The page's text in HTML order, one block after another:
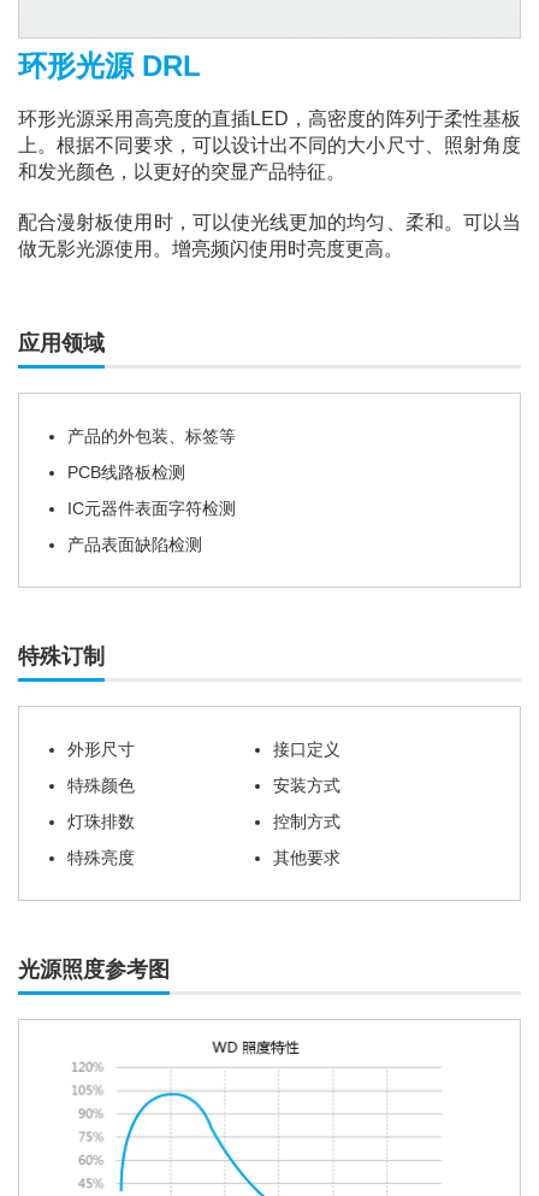
环形光源 DRL
环形光源采用高亮度的直插LED，高密度的阵列于柔性基板
上。根据不同要求，可以设计出不同的大小尺寸、照射角度
和发光颜色，以更好的突显产品特征。
配合漫射板使用时，可以使光线更加的均匀、柔和。可以当
做无影光源使用。增亮频闪使用时亮度更高。
应用领域
产品的外包装、标签等
PCB线路板检测
IC元器件表面字符检测
产品表面缺陷检测
特殊订制
外形尺寸
接口定义
特殊颜色
安装方式
灯珠排数
控制方式
特殊亮度
其他要求
光源照度参考图